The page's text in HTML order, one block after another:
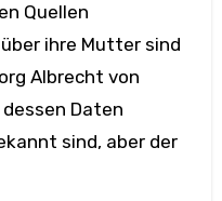
Quellen
ihre Mutter sind
Albrecht von
Daten
sind, aber der